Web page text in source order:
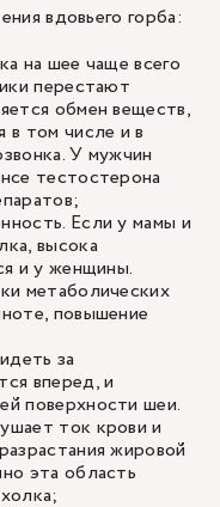
вдовьего горба:
на шее чаще всего
перестают
обмен веществ,
в том числе и в
У мужчин
тестостерона
Если у мамы и
высока
и у женщины.
метаболических
повышение
за
вперед, и
поверхности шеи.
ток крови и
жировой
эта область